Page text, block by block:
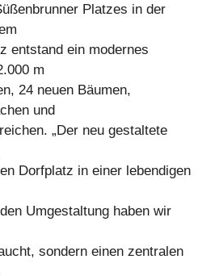
Platzes in der
entstand ein modernes
m
24 neuen Bäumen,
und
„Der neu gestaltete
Dorfplatz in einer lebendigen
Umgestaltung haben wir
sondern einen zentralen